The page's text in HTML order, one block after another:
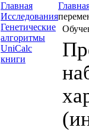
Главная
Исследования
Генетические
алгоритмы
UniCalc
книги